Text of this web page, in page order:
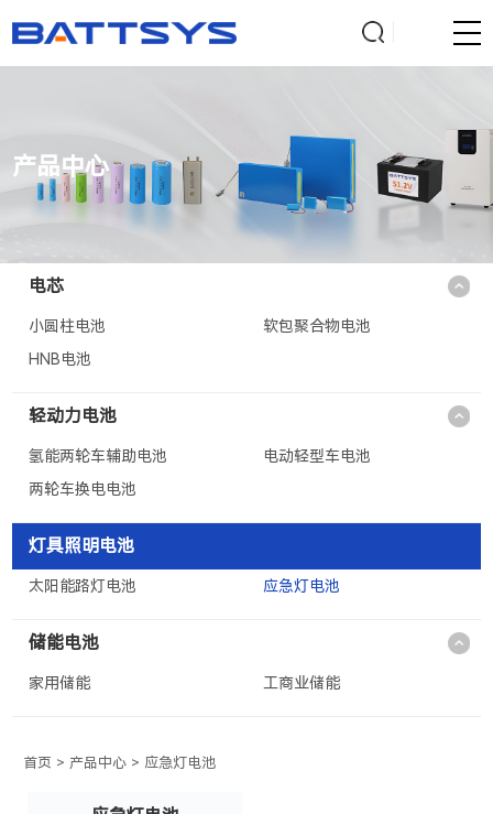
产品中心
电芯
小圆柱电池
软包聚合物电池
HNB电池
轻动力电池
氢能两轮车辅助电池
电动轻型车电池
两轮车换电电池
灯具照明电池
太阳能路灯电池 应急灯电池
储能电池
家用储能 工商业储能
首页 > 产品中心 > 应急灯电池